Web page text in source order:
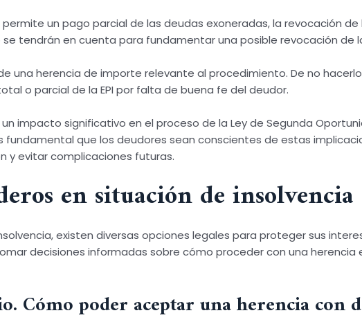
un pago parcial de las deudas exoneradas, la revocación
tendrán en cuenta para fundamentar una posible revocación de la
una herencia de importe relevante al procedimiento. De no
o parcial de la EPI por falta de buena fe del deudor.
impacto significativo en el proceso de la Ley de Segunda
fundamental que los deudores sean conscientes de estas
y evitar complicaciones futuras.
en situación de insolvencia
existen diversas opciones legales para proteger sus
decisiones informadas sobre cómo proceder con una herencia
Cómo poder aceptar una herencia con